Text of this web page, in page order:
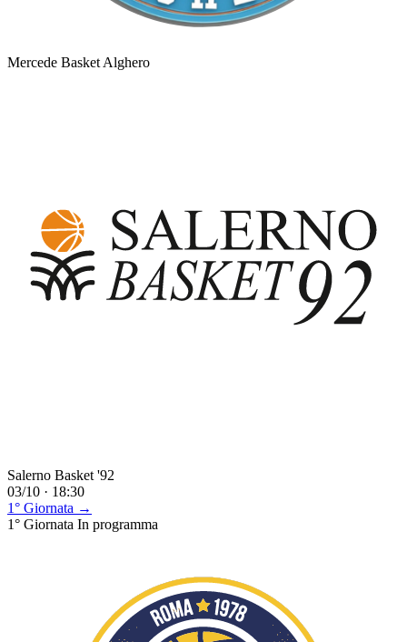
Mercede Basket Alghero
Salerno Basket '92
03/10 · 18:30
1° Giornata →
1° Giornata In programma